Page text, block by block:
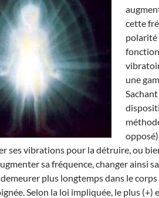
cette
polarité
une
Sachant
ses vibrations pour la détruire, ou
sa fréquence, changer ainsi
plus longtemps dans le
Selon la loi impliquée, le plus (+)